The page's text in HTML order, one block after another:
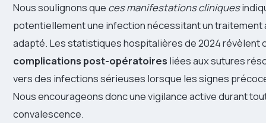
Nous soulignons que ces manifestations cliniques
potentiellement une infection nécessitant un
adapté. Les statistiques hospitalières de 2024 révèlent
complications post-opératoires liées aux sutures
vers des infections sérieuses lorsque les signes
Nous encourageons donc une vigilance active durant
convalescence.